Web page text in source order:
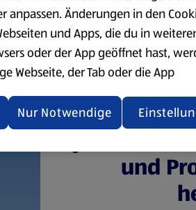
Mit der
jederzeit
und
anpassen. Änderungen in den
und Apps, die du in
oder der App geöffnet hast,
Webseite, der Tab oder die App
und anschließend wieder geöffnet
und Datenschutzerklärungen
Nur Notwendige